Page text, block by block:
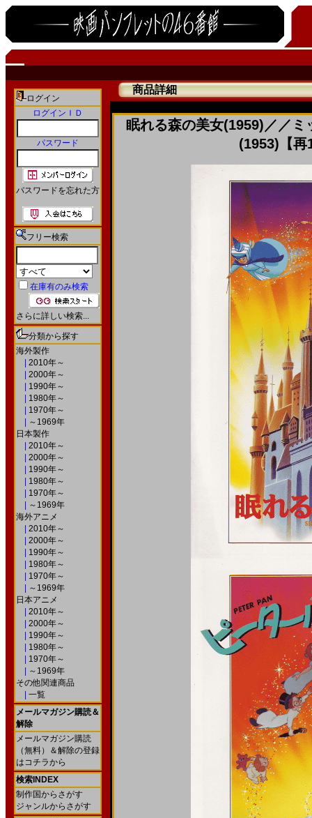
ログイン
ログインＩＤ
パスワード
パスワードを忘れた方
フリー検索
在庫有のみ検索
さらに詳しい検索...
分類から探す
海外製作
2010年～
2000年～
1990年～
1980年～
1970年～
～1969年
日本製作
2010年～
2000年～
1990年～
1980年～
1970年～
～1969年
海外アニメ
2010年～
2000年～
1990年～
1980年～
1970年～
～1969年
日本アニメ
2010年～
2000年～
1990年～
1980年～
1970年～
～1969年
その他関連商品
一覧
メールマガジン購読＆
解除
メールマガジン購読
（無料）＆解除の登録
はコチラから
検索INDEX
制作国からさがす
ジャンルからさがす
商品詳細
眠れる森の美女(1959)／／
(1953)【再